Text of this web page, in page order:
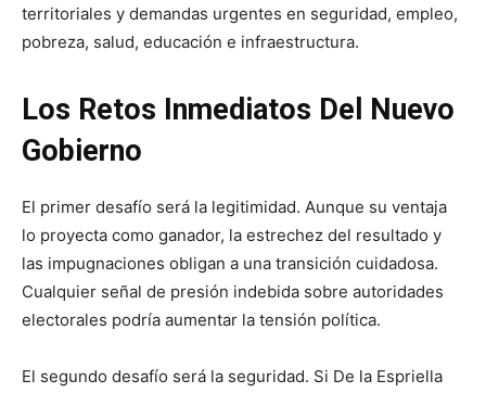
territoriales y demandas urgentes en seguridad, empleo,
pobreza, salud, educación e infraestructura.
Los Retos Inmediatos Del Nuevo
Gobierno
El primer desafío será la legitimidad. Aunque su ventaja
lo proyecta como ganador, la estrechez del resultado y
las impugnaciones obligan a una transición cuidadosa.
Cualquier señal de presión indebida sobre autoridades
electorales podría aumentar la tensión política.
El segundo desafío será la seguridad. Si De la Espriella